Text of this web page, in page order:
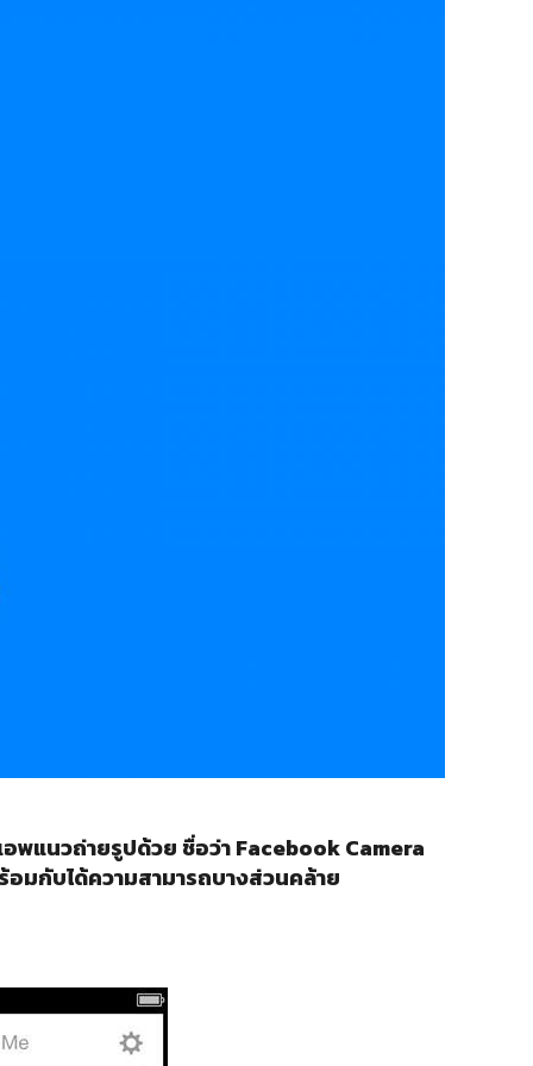
พแนวถ่ายรูปด้วย ชื่อว่า Facebook Camera
มกับได้ความสามารถบางส่วนคล้าย